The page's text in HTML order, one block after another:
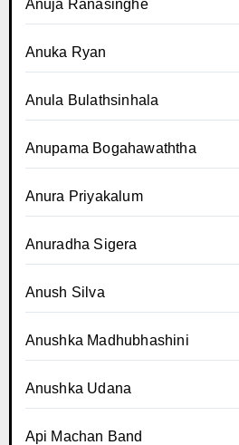
Anuja Ranasinghe
Anuka Ryan
Anula Bulathsinhala
Anupama Bogahawaththa
Anura Priyakalum
Anuradha Sigera
Anush Silva
Anushka Madhubhashini
Anushka Udana
Api Machan Band